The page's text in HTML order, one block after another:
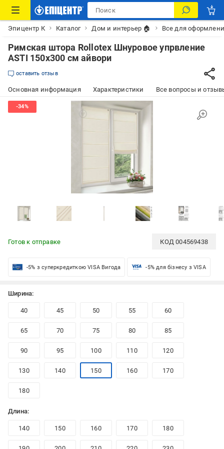
Эпицентр К Каталог Дом и интерьер 🏠 Все для
Римская штора Rollotex Шнуровое упрвление
ASTI 150x300 см айвори
оставить отзыв
Основная информация Характеристики Все вопросы и
Готов к отправке КОД004569438
-5% з суперкредиткою VISA Вигода -5% для бізнесу з VISA
Ширина:
40 45 50 55 60
65 70 75 80 85
90 95 100 110 120
130 140 150 160 170
180
Длина:
140 150 160 170 180